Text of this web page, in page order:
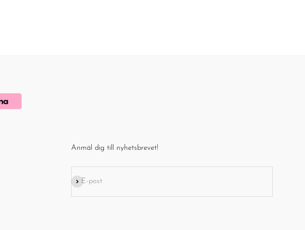
Anmäl dig till nyhetsbrevet!
E-post
Prenumerera